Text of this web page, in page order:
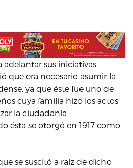
sus iniciativas
que era necesario asumir la
ya que éste fue uno de
cuya familia hizo los actos
la ciudadanía
ésta se otorgó en 1917 como
se suscitó a raíz de dicho